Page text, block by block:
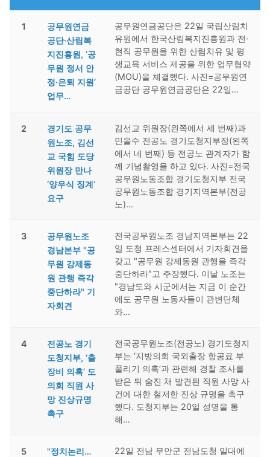
1
공무원연금
공단·산림복
지진흥원, ‘공
무원 정서 안
정·은퇴 지원’
업무…
공무원연금공단은 22일 국립산림치
유원에서 한국산림복지진흥원과 전·
현직 공무원을 위한 산림치유 및 평
생교육 서비스 제공을 위한 업무협약
(MOU)을 체결했다. 사진=공무원연
금공단 공무원연금공단은 22일…
2
경기도 공무
원노조, 김선
교 국힘 도당
위원장 만나
‘양우식 징계’
요구
김선교 위원장(왼쪽에서 세 번째)과
민을수 전공노 경기도청지부장(왼쪽
에서 네 번째) 등 전공노 관계자가 함
께 기념촬영을 하고 있다. 사진=전국
공무원노동조합 경기도청지부 전국
공무원노동조합 경기지역본부(전공
노)…
3
공무원노조
경남본부 "공
무원 강제동
원 관행 즉각
중단하라" 기
자회견
전국공무원노조 경남지역본부는 22
일 도청 프레스센터에서 기자회견을
갖고 "공무원 강제동원 관행을 즉각
중단하라"고 주장했다. 이날 노조는
"경남도와 시군에서는 지금 이 순간
에도 공무원 노동자들이 관변단체
와…
4
전공노 경기
도청지부, ‘출
장비 의혹’ 도
의회 직원 사
망 진상규명
촉구
전국공무원노조(전공노) 경기도청지
부는 ‘지방의회 국외출장 항공료 부
풀리기 의혹’과 관련해 경찰 조사를
받은 뒤 숨진 채 발견된 직원 사망 사
건에 대한 철저한 진상 규명을 촉구
했다. 도청지부는 20일 성명을 통
해…
5
"정치논리…
22일 전남 무안군 전남도청 일대에